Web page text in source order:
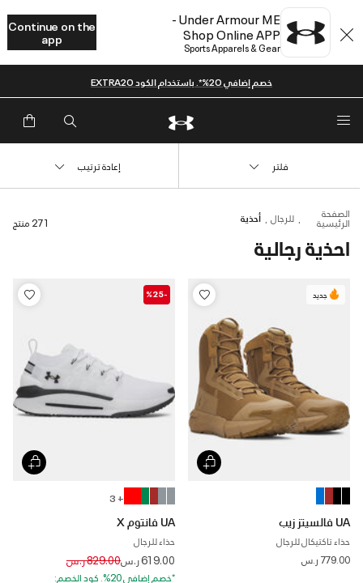
Under Armour ME -
Shop Online APP
Sports Apparels & Gear
Continue on the
app
خصم إضافي 20%*. باستخدام الكود EXTRA20
الصفحة
الرئيسية للرجال أحذية
احذية رجالية
271 منتج
فلتر إعادة ترتيب
جديد
UA فالسيتز زيب
حذاء تاكتيكال للرجال
779.00 ر.س
-%25
+ 3
UA فانتوم X
حذاء للرجال
619.00 ر.س Price reduced from
829.00 ر.س to
*خصم إضافي 20%. كود الخصم: